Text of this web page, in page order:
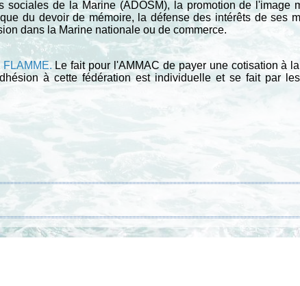
de la Marine (ADOSM), la promotion de l'image
du devoir de mémoire, la défense des intérêts de ses
dans la Marine nationale ou de commerce.
FLAMME. Le fait pour l'AMMAC de payer une cotisation à
à cette fédération est individuelle et se fait par